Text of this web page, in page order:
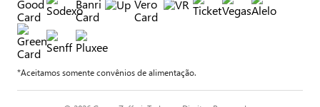
*Aceitamos somente convênios de alimentação.